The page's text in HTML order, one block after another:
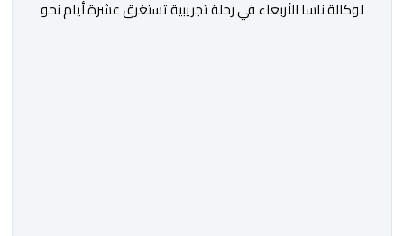
لوكالة ناسا الأربعاء في رحلة تجريبية تستغرق عشرة أيام نحو